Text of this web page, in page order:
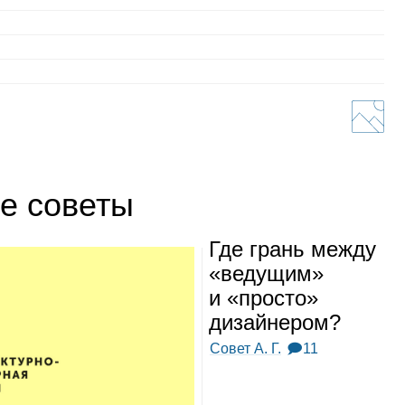
советы
Где грань между
«веду­щим»
и «про­сто»
дизай­не­ром?
Совет А. Г. 🗩11